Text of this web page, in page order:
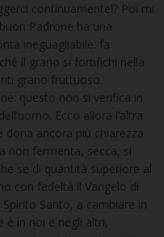
continuamente!? Poi mi
Padrone ha una
ineguagliabile: fa
il grano si fortifichi nella
grano fruttuoso.
questo non si verifica in
Ecco allora l’altra
dona ancora più chiarezza
non fermenta, secca, si
se di quantità superiore al
con fedeltà il Vangelo di
Santo, a cambiare in
è in noi e negli altri,